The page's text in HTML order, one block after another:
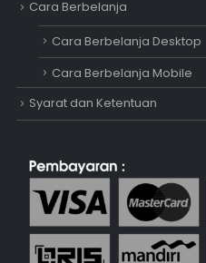
Cara Berbelanja
Cara Berbelanja Desktop
Cara Berbelanja Mobile
Syarat dan Ketentuan